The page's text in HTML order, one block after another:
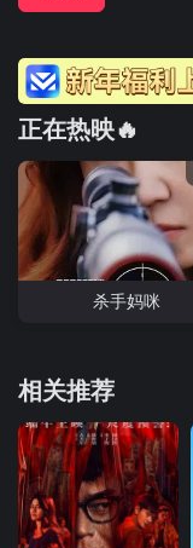
正在热映🔥
杀手妈咪
相关推荐